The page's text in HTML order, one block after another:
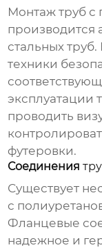
Монтажтруб с
производится
стальных
техники
эксплуатации
проводить
футеровки.
Соединения
Существует
с
Фланцевые
надежное и